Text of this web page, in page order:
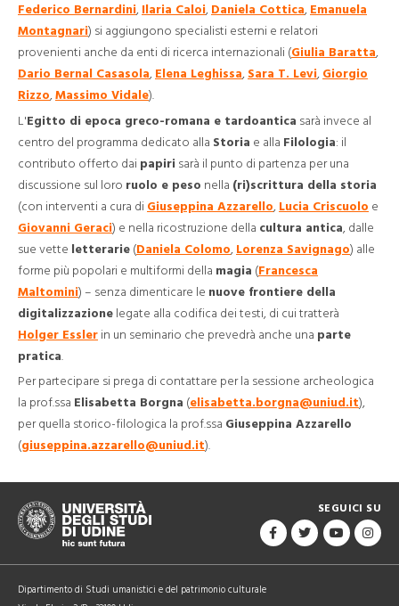
Federico Bernardini,Ilaria Caloi,Daniela Cottica,Emanuela
Montagnari) si aggiungono specialisti esterni e relatori
provenienti anche da enti di ricerca internazionali (Giulia Baratta,
Dario Bernal Casasola,Elena Leghissa,Sara T. Levi,Giorgio
Rizzo,Massimo Vidale).
L'Egitto di epoca greco-romana e tardoantica sarà invece al
centro del programma dedicato alla Storia e alla Filologia: il
contributo offerto dai papiri sarà il punto di partenza per una
discussione sul loro ruolo e peso nella (ri)scrittura della storia
(con interventi a cura di Giuseppina Azzarello, Lucia Criscuolo e
Giovanni Geraci) e nella ricostruzione della cultura antica, dalle
sue vette letterarie (Daniela Colomo, Lorenza Savignago) alle
forme più popolari e multiformi della magia (Francesca
Maltomini) – senza dimenticare le nuove frontiere della
digitalizzazione legate alla codifica dei testi, di cui tratterà
Holger Essler in un seminario che prevedrà anche una parte
pratica.
Per partecipare si prega di contattare per la sessione archeologica
la prof.ssa Elisabetta Borgna (elisabetta.borgna@uniud.it),
per quella storico-filologica la prof.ssa Giuseppina Azzarello
(giuseppina.azzarello@uniud.it).
SEGUICI SU
Dipartimento di Studi umanistici e del patrimonio culturale